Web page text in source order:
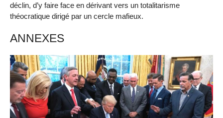
déclin, d’y faire face en dérivant vers un totalitarisme
théocratique dirigé par un cercle mafieux.
ANNEXES